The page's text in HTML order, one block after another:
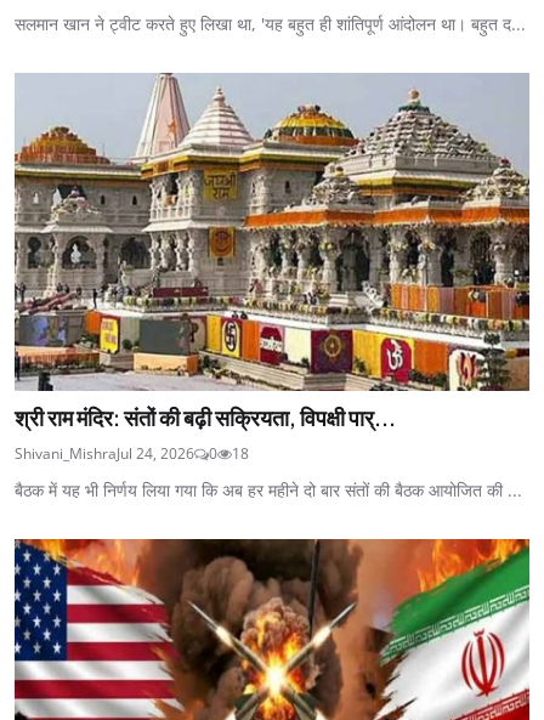
सलमान खान ने ट्वीट करते हुए लिखा था, 'यह बहुत ही शांतिपूर्ण आंदोलन था। बहुत द...
श्री राम मंदिर: संतों की बढ़ी सक्रियता, विपक्षी पार्...
Shivani_MishraJul 24, 2026 0 18
बैठक में यह भी निर्णय लिया गया कि अब हर महीने दो बार संतों की बैठक आयोजित की ...